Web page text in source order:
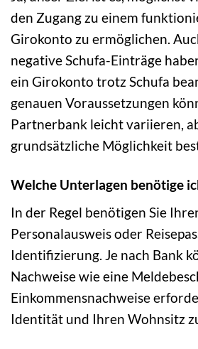
den Zugang zu einem
Girokonto zu ermöglichen.
negative Schufa-Einträge
ein Girokonto trotz Schufa
genauen Voraussetzungen
Partnerbank leicht variieren,
grundsätzliche Möglichkeit
Welche Unterlagen benötige
In der Regel benötigen Sie
Personalausweis oder
Identifizierung. Je nach Bank
Nachweise wie eine
Einkommensnachweise
Identität und Ihren Wohnsitz